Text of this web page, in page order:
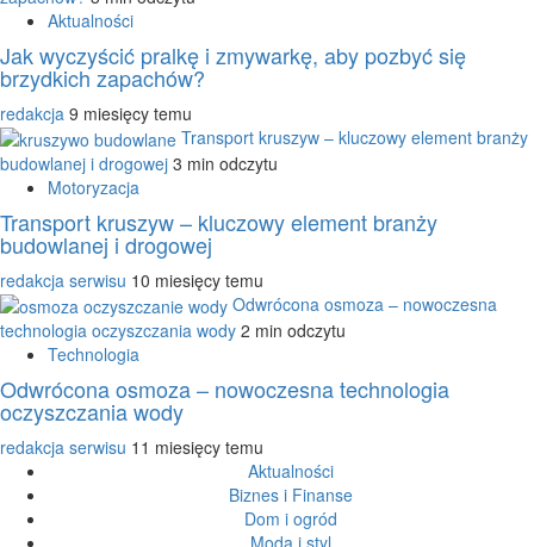
Aktualności
Jak wyczyścić pralkę i zmywarkę, aby pozbyć się
brzydkich zapachów?
redakcja 9 miesięcy temu
Transport kruszyw – kluczowy element branży
budowlanej i drogowej 3 min odczytu
Motoryzacja
Transport kruszyw – kluczowy element branży
budowlanej i drogowej
redakcja serwisu 10 miesięcy temu
Odwrócona osmoza – nowoczesna
technologia oczyszczania wody 2 min odczytu
Technologia
Odwrócona osmoza – nowoczesna technologia
oczyszczania wody
redakcja serwisu 11 miesięcy temu
Aktualności
Biznes i Finanse
Dom i ogród